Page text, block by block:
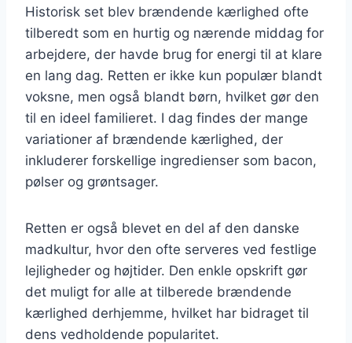
Historisk set blev brændende kærlighed ofte
tilberedt som en hurtig og nærende middag for
arbejdere, der havde brug for energi til at klare
en lang dag. Retten er ikke kun populær blandt
voksne, men også blandt børn, hvilket gør den
til en ideel familieret. I dag findes der mange
variationer af brændende kærlighed, der
inkluderer forskellige ingredienser som bacon,
pølser og grøntsager.
Retten er også blevet en del af den danske
madkultur, hvor den ofte serveres ved festlige
lejligheder og højtider. Den enkle opskrift gør
det muligt for alle at tilberede brændende
kærlighed derhjemme, hvilket har bidraget til
dens vedholdende popularitet.